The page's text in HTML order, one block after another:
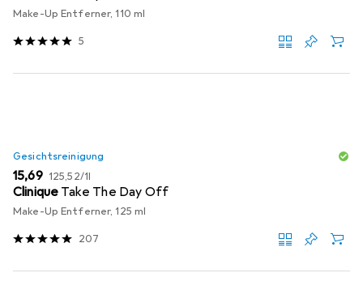
Make-Up Entferner, 110 ml
5
Gesichtsreinigung
EUR
15,69 EUR
125,52/1l
Clinique Take The Day Off
Make-Up Entferner, 125 ml
207